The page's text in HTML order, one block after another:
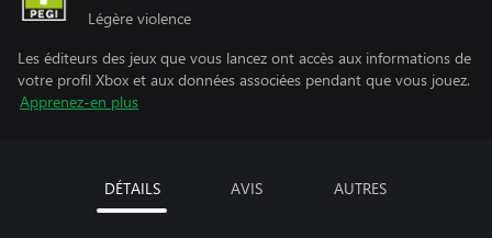
Légère violence
Les éditeurs des jeux que vous lancez ont accès aux informations de
votre profil Xbox et aux données associées pendant que vous jouez.
Apprenez-en plus
DÉTAILS AVIS AUTRES